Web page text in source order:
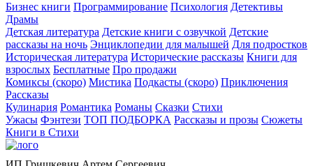
Бизнес книги Программирование Психология Детективы
Драмы
Детская литература Детские книги с озвучкой Детские
рассказы на ночь Энциклопедии для малышей Для подростков
Историческая литература Исторические рассказы Книги для
взрослых Бесплатные Про продажи
Комиксы (скоро) Мистика Подкасты (скоро) Приключения
Рассказы
Кулинария Романтика Романы Сказки Стихи
Ужасы Фэнтези ТОП ПОДБОРКА Рассказы и прозы Сюжеты
Книги в Стихи